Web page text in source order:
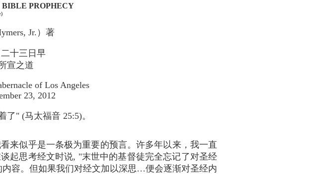
PROPHECY
Jr.）著
十三日早
宣之道
of Los Angeles
23, 2012
" (马太福音 25:5)。
来似乎是一条极为重要的预言。许多年以来，我一直
起思考经文时说, "末世中的基督徒完全忘记了对圣经
容。但如果我们对经文加以深思…便会逐渐对圣经内